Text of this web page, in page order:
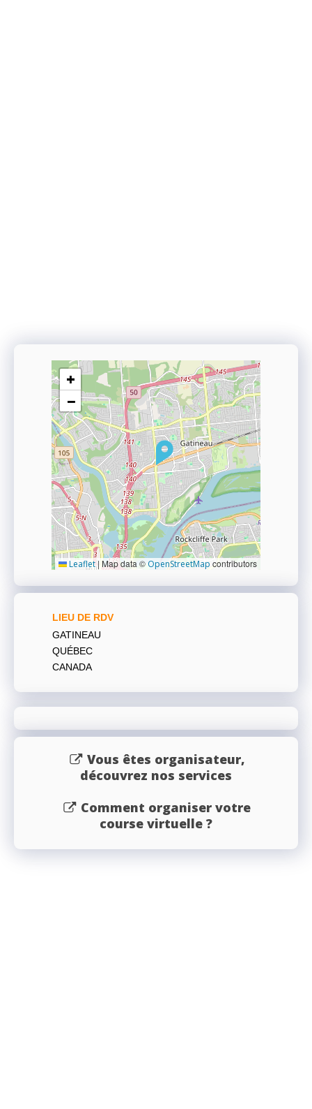
+
−
Leaflet| Map data © OpenStreetMap contributors
LIEU DE RDV
GATINEAU
QUÉBEC
CANADA
Vous êtes organisateur,
découvrez nos services
Comment organiser votre
course virtuelle ?